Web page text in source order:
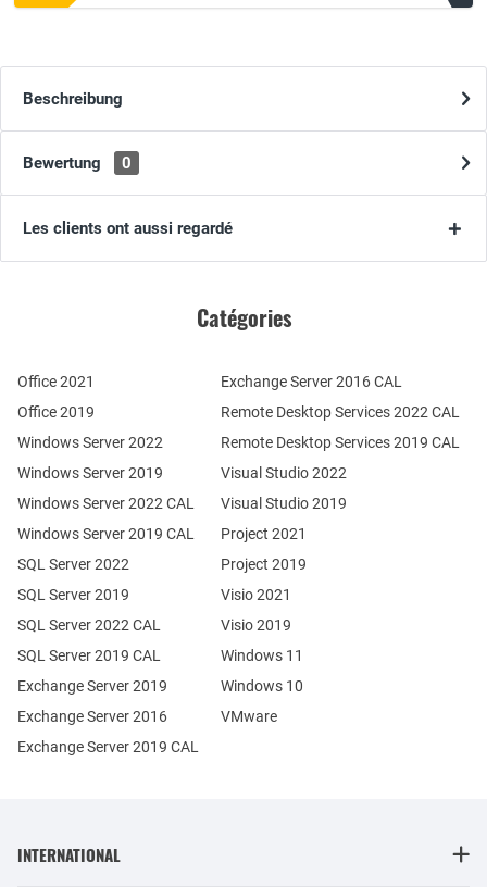
Beschreibung
Bewertung 0
Les clients ont aussi regardé
Catégories
Office 2021
Office 2019
Windows Server 2022
Windows Server 2019
Exchange Server 2019
Exchange Server 2016
SQL Server 2022
SQL Server 2019
Windows Server 2022 CAL
Windows Server 2019 CAL
SQL Server 2022 CAL
SQL Server 2019 CAL
Remote Desktop Services 2022 CAL
Remote Desktop Services 2019 CAL
Exchange Server 2019 CAL
Exchange Server 2016 CAL
Visual Studio 2022
Visual Studio 2019
Project 2021
Project 2019
Visio 2021
Visio 2019
Windows 11
Windows 10
VMware
INTERNATIONAL